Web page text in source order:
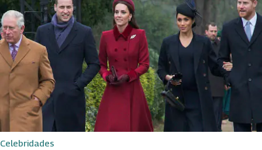
Celebridades